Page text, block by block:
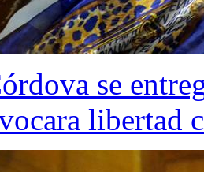
se
libertad